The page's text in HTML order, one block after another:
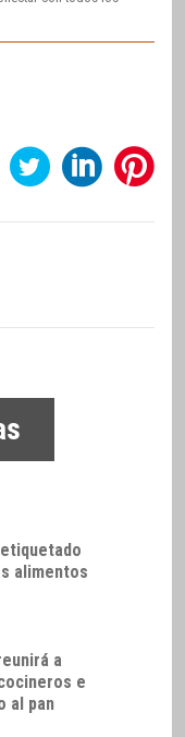
alimentos
a
e
al pan